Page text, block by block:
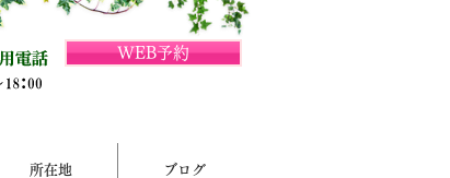
WEB予約
所在地 ブログ